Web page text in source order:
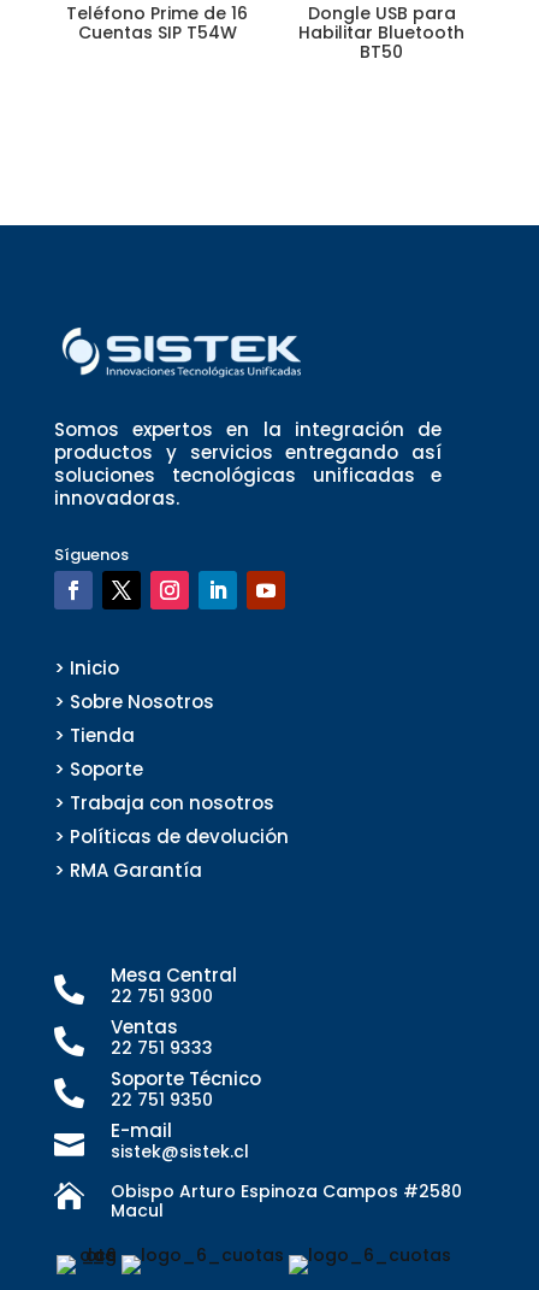
Teléfono Prime de 16
Cuentas SIP T54W
Dongle USB para
Habilitar Bluetooth
BT50
Somos expertos en la integración de
productos y servicios entregando así
soluciones tecnológicas unificadas e
innovadoras.
Síguenos
> Inicio
> Sobre Nosotros
> Tienda
> Soporte
> Trabaja con nosotros
> Políticas de devolución
> RMA Garantía
 Mesa Central
22 751 9300
 Ventas
22 751 9333
 Soporte Técnico
22 751 9350
 E-mail
sistek@sistek.cl

Obispo Arturo Espinoza Campos #2580
Macul